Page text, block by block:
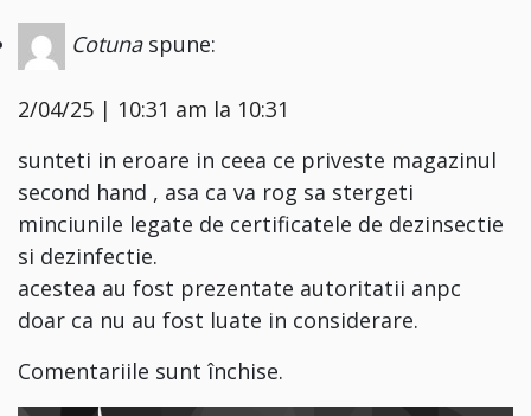
Cotuna spune:
2/04/25 | 10:31 am la 10:31
sunteti in eroare in ceea ce priveste magazinul
second hand , asa ca va rog sa stergeti
minciunile legate de certificatele de dezinsectie
si dezinfectie.
acestea au fost prezentate autoritatii anpc
doar ca nu au fost luate in considerare.
Comentariile sunt închise.